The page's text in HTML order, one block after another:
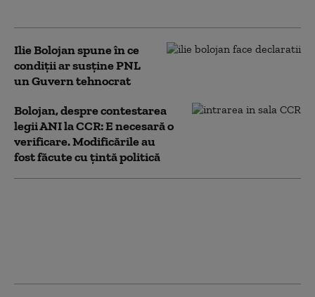
Ilie Bolojan spune în ce
condiții ar susține PNL
un Guvern tehnocrat
Bolojan, despre contestarea
legii ANI la CCR: E necesară o
verificare. Modificările au
fost făcute cu țintă politică